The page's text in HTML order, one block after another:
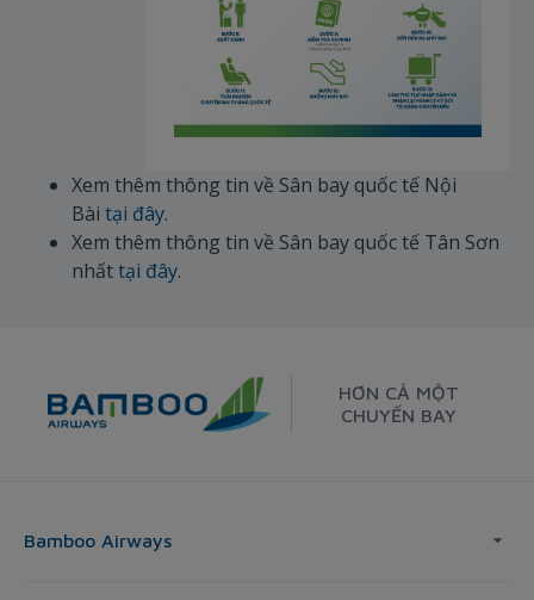
Xem thêm thông tin về Sân bay quốc tế Nội
Bài tại đây.
Xem thêm thông tin về Sân bay quốc tế Tân Sơn
nhấttại đây.
HƠN CẢ MỘT
CHUYẾN BAY
Bamboo Airways